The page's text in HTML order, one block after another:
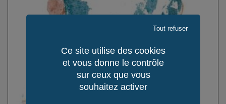
Ce site utilise des cookies
et vous donne le contrôle
sur ceux que vous
souhaitez activer
Tout refuser